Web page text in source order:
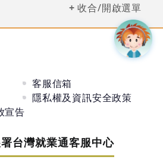
收合/開啟選單
客服信箱
隱私權及資訊安全政策
宣告
台灣就業通客服中心